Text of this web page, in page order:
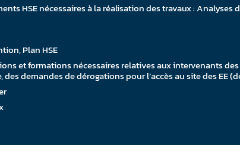
HSE nécessaires à la réalisation des travaux :
Plan HSE
et formations nécessaires relatives aux intervenants
demandes de dérogations pour l’accès au site des EE